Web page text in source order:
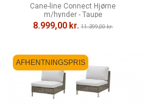
Cane-line Connect Hjørne
m/hynder - Taupe
8.999,00 kr. 11.399,00 kr.
AFHENTNINGSPRIS